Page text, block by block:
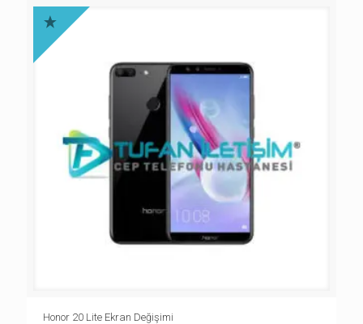
Honor 20 Lite Ekran Değişimi